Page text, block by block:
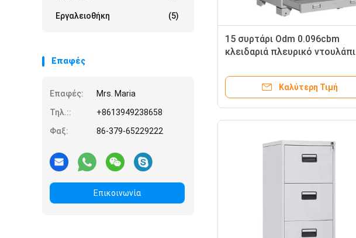
Εργαλειοθήκη (5)
Επαφές
Επαφές:
Mrs. Maria
Τηλ.::
+8613949238658
Φαξ:
86-379-65229222
Επικοινωνία
15 συρτάρι Odm 0.096cbm
κλειδαριά πλευρικό ντουλάπι
σπίτι
Καλύτερη Τιμή